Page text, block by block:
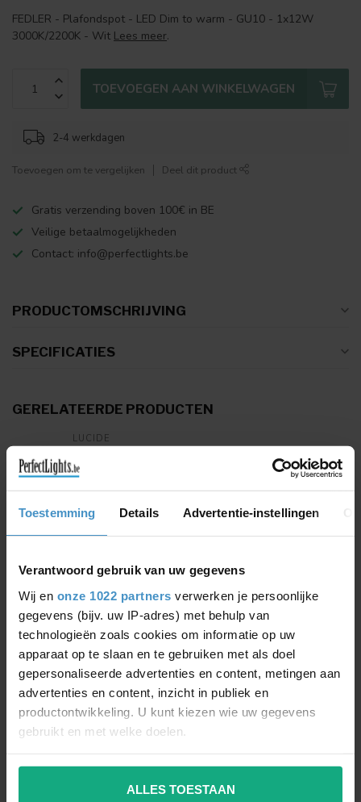
Toestemming Details Advertentie-instellingen
Verantwoord gebruik van uw gegevens
Wij en onze 1022 partners verwerken je persoonlijke
gegevens (bijv. uw IP-adres) met behulp van
technologieën zoals cookies om informatie op uw
apparaat op te slaan en te gebruiken met als doel
gepersonaliseerde advertenties en content, metingen aan
advertenties en content, inzicht in publiek en
productontwikkeling. U kunt kiezen wie uw gegevens
gebruikt en met welke doelen.
Als u het toestaat, willen we ook graag:
Informatie verzamelen over uw geografische
ALLES TOESTAAN
FEDLER - Plafondspot - LED Dim to warm - GU10 - 1x12W
3000K/2200K - Wit Lees meer.
TOEVOEGEN AAN WINKELWAGEN
2-4 werkdagen
Toevoegen om te vergelijken Deel dit product
Gratis verzending boven 100€ in BE
Veilige betaalmogelijkheden
Contact: info@perfectlights.be
PRODUCTOMSCHRIJVING
SPECIFICATIES
GERELATEERDE PRODUCTEN
LUCIDE
cm - LED Dim to warm - GU10
- 1x12W 3000K/2200K - Wit -
09921/12/31
€62,01
- 1x12W 3000K/2200K - Zwart
- 09921/12/30
LUCIDE
FEDLER - Plafondspot - LED
3000K/2200K - Zwart -
09922/12/30
€74,95
€63,71
VRAGEN OVER DIT PRODUCT?
staan graag tot uw dienst via